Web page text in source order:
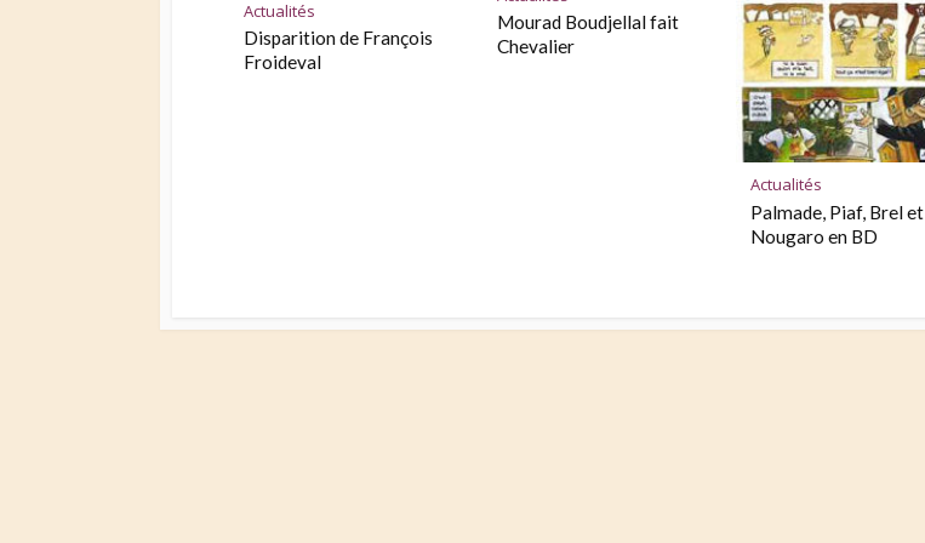
Actualités
Disparition de François
Froideval
Mourad Boudjellal fait
Chevalier
Actualités
Palmade, Piaf, Brel et
Nougaro en BD